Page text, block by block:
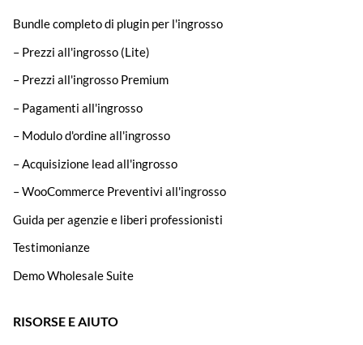
Bundle completo di plugin per l'ingrosso
– Prezzi all'ingrosso (Lite)
– Prezzi all'ingrosso Premium
– Pagamenti all'ingrosso
– Modulo d'ordine all'ingrosso
– Acquisizione lead all'ingrosso
– WooCommerce Preventivi all'ingrosso
Guida per agenzie e liberi professionisti
Testimonianze
Demo Wholesale Suite
RISORSE E AIUTO